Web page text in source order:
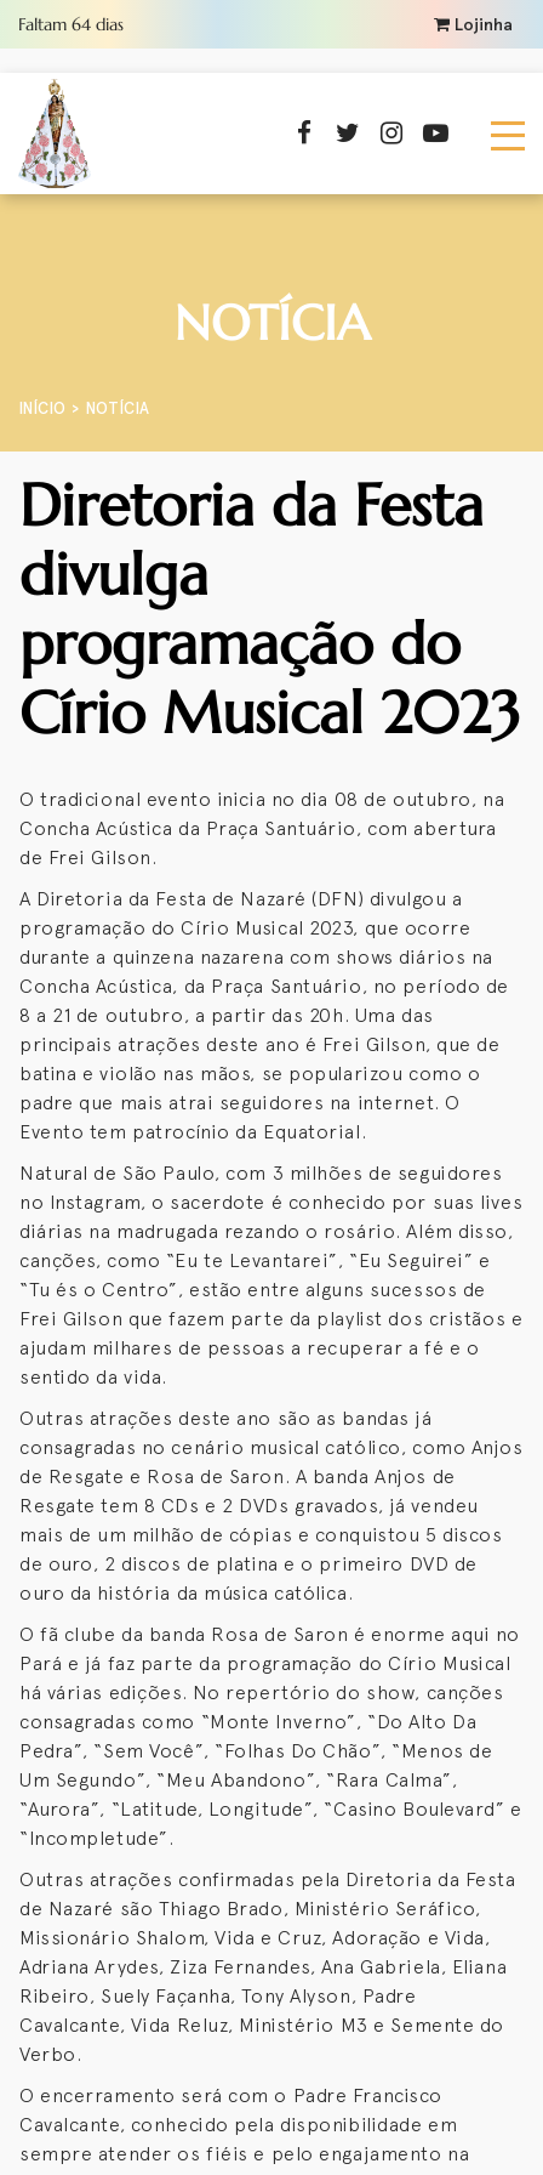
Faltam 64 dias Lojinha
NOTÍCIA
INÍCIO NOTÍCIA
Diretoria da Festa
divulga
programação do
Círio Musical 2023
O tradicional evento inicia no dia 08 de outubro, na
Concha Acústica da Praça Santuário, com abertura
de Frei Gilson.
A Diretoria da Festa de Nazaré (DFN) divulgou a
programação do Círio Musical 2023, que ocorre
durante a quinzena nazarena com shows diários na
Concha Acústica, da Praça Santuário, no período de
8 a 21 de outubro, a partir das 20h. Uma das
principais atrações deste ano é Frei Gilson, que de
batina e violão nas mãos, se popularizou como o
padre que mais atrai seguidores na internet. O
Evento tem patrocínio da Equatorial.
Natural de São Paulo, com 3 milhões de seguidores
no Instagram, o sacerdote é conhecido por suas lives
diárias na madrugada rezando o rosário. Além disso,
canções, como “Eu te Levantarei”, “Eu Seguirei” e
“Tu és o Centro”, estão entre alguns sucessos de
Frei Gilson que fazem parte da playlist dos cristãos e
ajudam milhares de pessoas a recuperar a fé e o
sentido da vida.
Outras atrações deste ano são as bandas já
consagradas no cenário musical católico, como Anjos
de Resgate e Rosa de Saron. A banda Anjos de
Resgate tem 8 CDs e 2 DVDs gravados, já vendeu
mais de um milhão de cópias e conquistou 5 discos
de ouro, 2 discos de platina e o primeiro DVD de
ouro da história da música católica.
O fã clube da banda Rosa de Saron é enorme aqui no
Pará e já faz parte da programação do Círio Musical
há várias edições. No repertório do show, canções
consagradas como “Monte Inverno”, “Do Alto Da
Pedra”, “Sem Você”, “Folhas Do Chão”, “Menos de
Um Segundo”, “Meu Abandono”, “Rara Calma”,
“Aurora”, “Latitude, Longitude”, “Casino Boulevard” e
“Incompletude”.
Outras atrações confirmadas pela Diretoria da Festa
de Nazaré são Thiago Brado, Ministério Seráfico,
Missionário Shalom, Vida e Cruz, Adoração e Vida,
Adriana Arydes, Ziza Fernandes, Ana Gabriela, Eliana
Ribeiro, Suely Façanha, Tony Alyson, Padre
Cavalcante, Vida Reluz, Ministério M3 e Semente do
Verbo.
O encerramento será com o Padre Francisco
Cavalcante, conhecido pela disponibilidade em
sempre atender os fiéis e pelo engajamento na